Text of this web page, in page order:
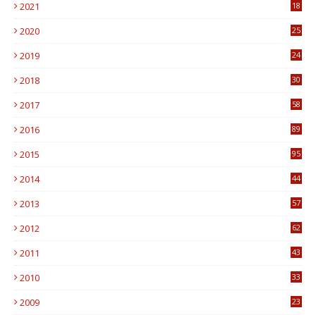
2021
18
2020
25
2019
24
2018
30
2017
58
2016
89
2015
95
2014
44
2013
57
2012
62
2011
43
2010
33
2009
23